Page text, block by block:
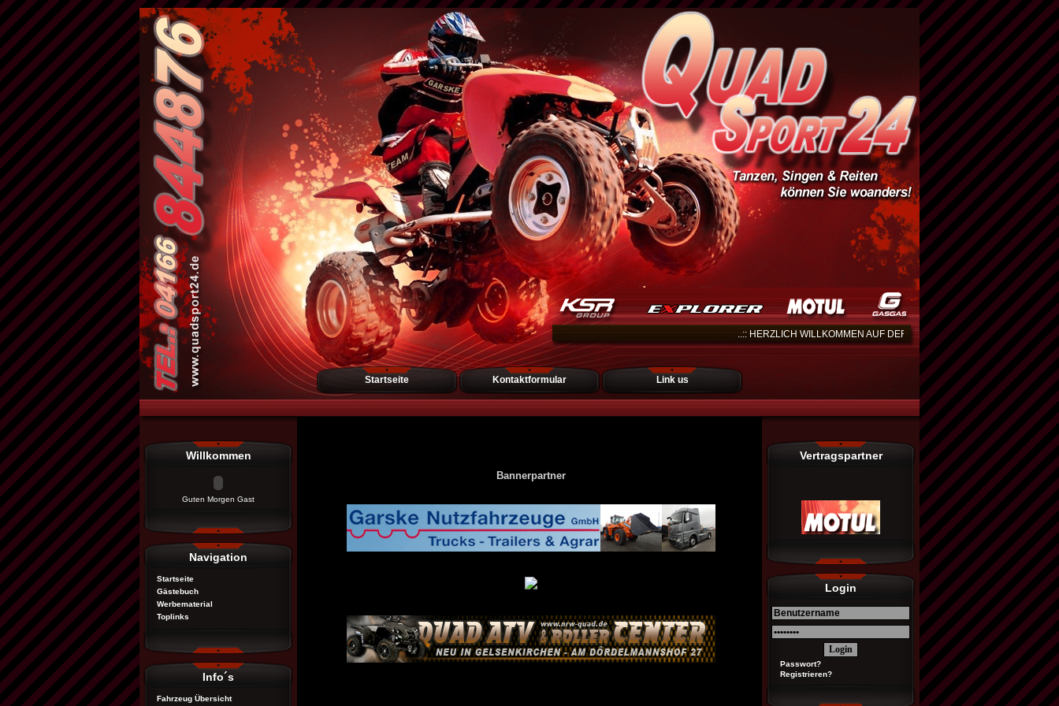
Startseite Kontaktformular Link us
..:: HERZLICH WILLKOMMEN AUF DER WEBSEITE VON QUADSPORT24 ::..
Willkommen
Guten Morgen Gast
Navigation
Startseite
Gästebuch
Werbematerial
Toplinks
Info´s
Fahrzeug Übersicht
Bannerpartner
Vertragspartner
Login
Passwort?
Registrieren?